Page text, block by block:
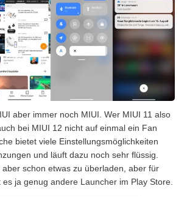
aber immer noch MIUI. Wer MIUI 11 also
bei MIUI 12 nicht auf einmal ein Fan
bietet viele Einstellungsmöglichkeiten
und läuft dazu noch sehr flüssig.
aber schon etwas zu überladen, aber für
ja genug andere Launcher im Play Store.